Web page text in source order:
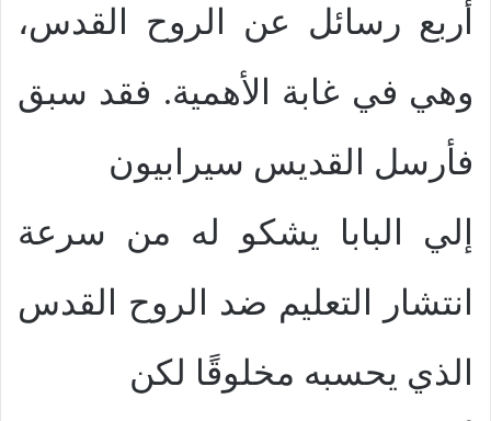
أربع رسائل عن الروح القدس،
وهي في غابة الأهمية. فقد سبق
فأرسل القديس سيرابيون
إلي البابا يشكو له من سرعة
انتشار التعليم ضد الروح القدس
الذي يحسبه مخلوقًا لكن